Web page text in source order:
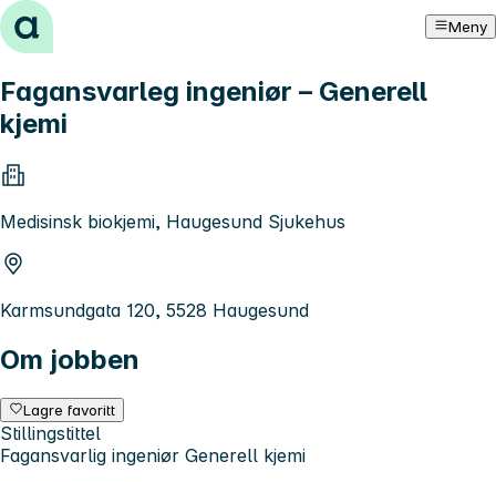
Hopp til innhold Meny
Fagansvarleg ingeniør – Generell
kjemi
Medisinsk biokjemi, Haugesund Sjukehus
Karmsundgata 120, 5528 Haugesund
Om jobben
Lagre favoritt
Stillingstittel
Fagansvarlig ingeniør Generell kjemi